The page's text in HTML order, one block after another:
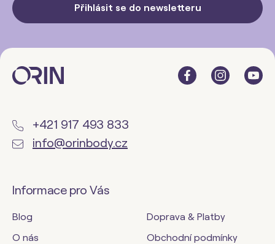
Přihlásit se do newsletteru
+421 917 493 833
info@orinbody.cz
Informace pro Vás
Blog
O nás
Doprava & Platby
Obchodní podmínky